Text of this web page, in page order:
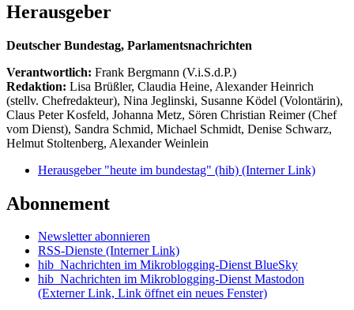
Herausgeber
Deutscher Bundestag, Parlamentsnachrichten
Verantwortlich: Frank Bergmann (V.i.S.d.P.)
Redaktion: Lisa Brüßler, Claudia Heine, Alexander Heinrich
(stellv. Chefredakteur), Nina Jeglinski, Susanne Ködel (Volontärin),
Claus Peter Kosfeld, Johanna Metz, Sören Christian Reimer (Chef
vom Dienst), Sandra Schmid, Michael Schmidt, Denise Schwarz,
Helmut Stoltenberg, Alexander Weinlein
Herausgeber "heute im bundestag" (hib) (Interner Link)
Abonnement
Newsletter abonnieren
RSS-Dienste (Interner Link)
hib_Nachrichten im Mikroblogging-Dienst BlueSky
hib_Nachrichten im Mikroblogging-Dienst Mastodon
(Externer Link, Link öffnet ein neues Fenster)